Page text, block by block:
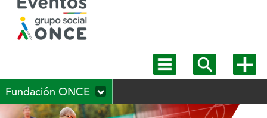
Mostrar
menú
Mostrar
buscadormás
Fundación ONCE